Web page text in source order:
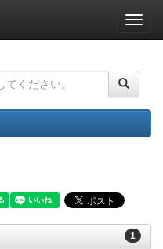
ナ
ビ
ー
ョ
ン
1